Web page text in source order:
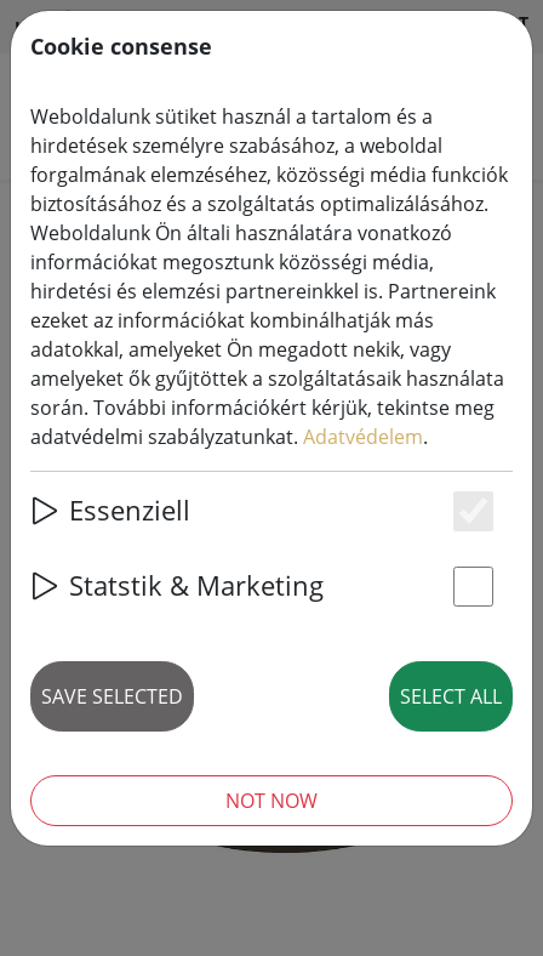
HU HILFE & SUPPORT
Termékek keresése
Home Eladó%
Broste Copenhagen teafénytartó
Hurricane Leaf üveg 20cm
46% DISCOUNT
Cookie consense
Weboldalunk sütiket használ a tartalom és a
hirdetések személyre szabásához, a weboldal
forgalmának elemzéséhez, közösségi média funkciók
biztosításához és a szolgáltatás optimalizálásához.
Weboldalunk Ön általi használatára vonatkozó
információkat megosztunk közösségi média,
hirdetési és elemzési partnereinkkel is. Partnereink
ezeket az információkat kombinálhatják más
adatokkal, amelyeket Ön megadott nekik, vagy
amelyeket ők gyűjtöttek a szolgáltatásaik használata
során. További információkért kérjük, tekintse meg
adatvédelmi szabályzatunkat. Adatvédelem.
Essenziell
Statstik & Marketing
SAVE SELECTED SELECT ALL
NOT NOW